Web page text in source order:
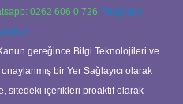
0262 606 0 726 Telegram:
gereğince Bilgi Teknolojileri ve
bir Yer Sağlayıcı olarak
sitedeki içerikleri proaktif olarak